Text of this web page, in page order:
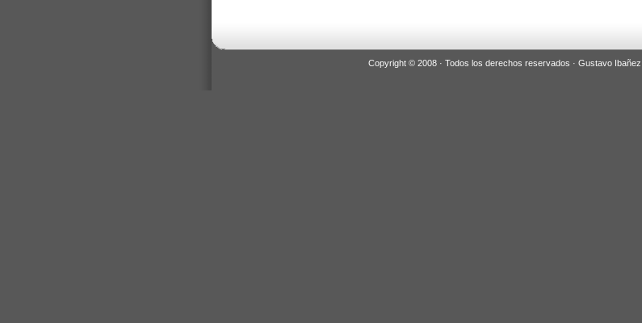
Copyright © 2008 · Todos los derechos reservados · Gustavo Ibañez